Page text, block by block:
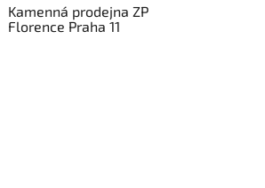
Kamenná prodejna ZP
Florence Praha 11